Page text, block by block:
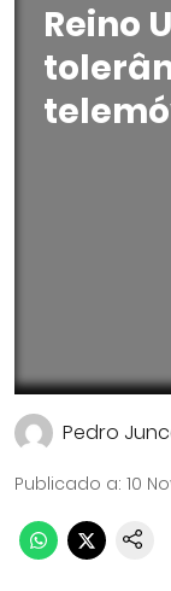
Reino
Pedro
Publicado a: 10